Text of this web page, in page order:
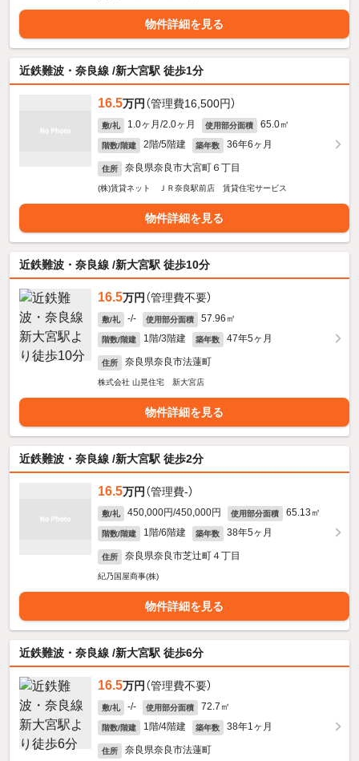
物件詳細を見る
近鉄難波・奈良線 /新大宮駅 徒歩1分
16.5万円 （管理費16,500円）
敷/礼 1.0ヶ月/2.0ヶ月 使用部分面積 65.0㎡
階数/階建 2階/5階建 築年数 36年6ヶ月
住所 奈良県奈良市大宮町６丁目
(株)賃貸ネット ＪＲ奈良駅前店 賃貸住宅サービス
物件詳細を見る
近鉄難波・奈良線 /新大宮駅 徒歩10分
16.5万円 （管理費不要）
敷/礼 -/- 使用部分面積 57.96㎡
階数/階建 1階/3階建 築年数 47年5ヶ月
住所 奈良県奈良市法蓮町
株式会社 山晃住宅 新大宮店
物件詳細を見る
近鉄難波・奈良線 /新大宮駅 徒歩2分
16.5万円 （管理費-）
敷/礼 450,000円/450,000円 使用部分面積 65.13㎡
階数/階建 1階/6階建 築年数 38年5ヶ月
住所 奈良県奈良市芝辻町４丁目
紀乃国屋商事(株)
物件詳細を見る
近鉄難波・奈良線 /新大宮駅 徒歩6分
16.5万円 （管理費不要）
敷/礼 -/- 使用部分面積 72.7㎡
階数/階建 1階/4階建 築年数 38年1ヶ月
住所 奈良県奈良市法蓮町